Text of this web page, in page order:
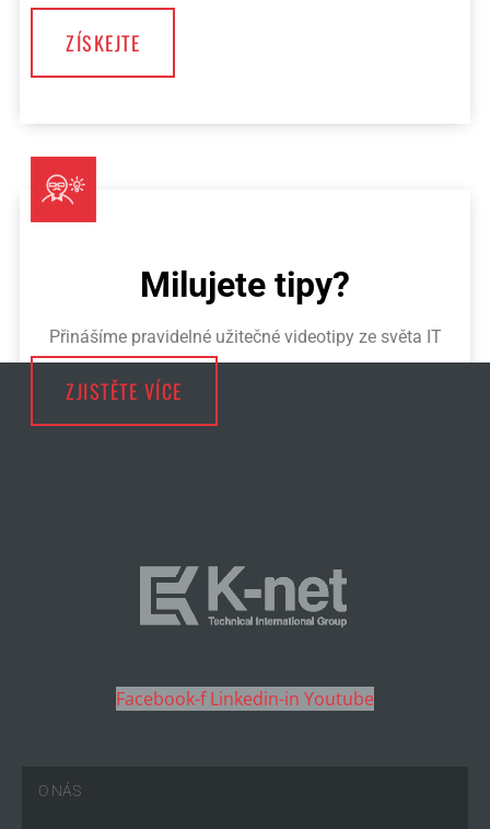
ZÍSKEJTE
Milujete tipy?
Přinášíme pravidelné užitečné videotipy ze světa IT
ZJISTĚTE VÍCE
Facebook-f Linkedin-in Youtube
O NÁS